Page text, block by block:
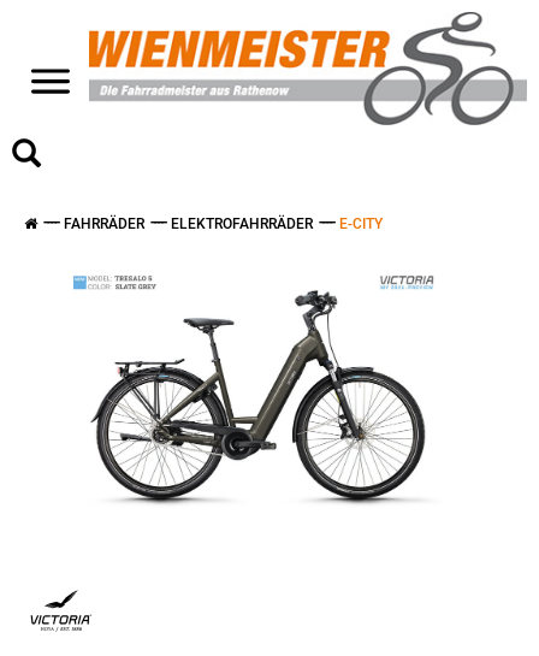
FAHRRÄDER ELEKTROFAHRRÄDER E-CITY